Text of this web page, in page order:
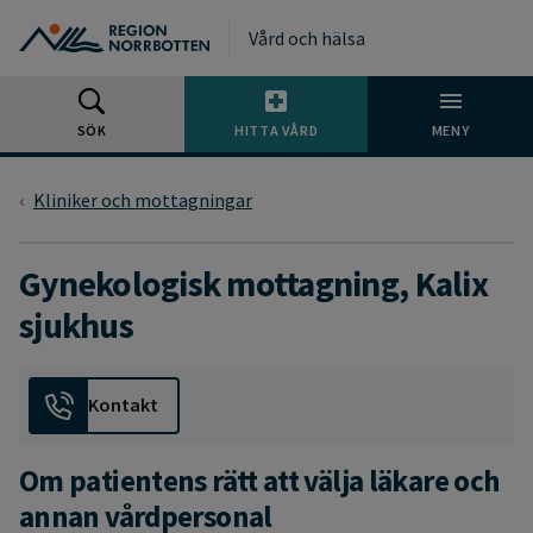
Vård och hälsa
SÖK HITTA VÅRD MENY
Kliniker och mottagningar
Gynekologisk mottagning, Kalix
sjukhus
Kontakt
Om patientens rätt att välja läkare och
annan vårdpersonal